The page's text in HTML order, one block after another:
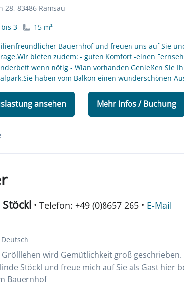
28, 83486 Ramsau
bis 3
15 m²
Bauernhof und freuen uns auf Sie
bieten zudem: - guten Komfort -einen
wenn nötig - Wlan vorhanden Genießen Sie
haben vom Balkon einen wunderschönen
ansehen Mehr Infos / Buchung
· Telefon: +49 (0)8657 265 · E-Mail
Deutsch
Grölllehen wird Gemütlichkeit groß geschrieben.
Stöckl und freue mich auf Sie als Gast hier
Bauernhof